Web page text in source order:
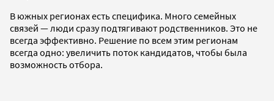
В южных регионах есть специфика. Много семейных
связей — люди сразу подтягивают родственников. Это не
всегда эффективно. Решение по всем этим регионам
всегда одно: увеличить поток кандидатов, чтобы была
возможность отбора.